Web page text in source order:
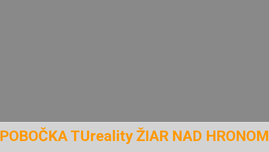
POBOČKA TUreality ŽIAR NAD HRONOM